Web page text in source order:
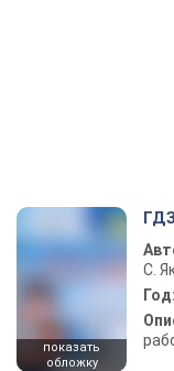
показать
обложку
С.
Год: